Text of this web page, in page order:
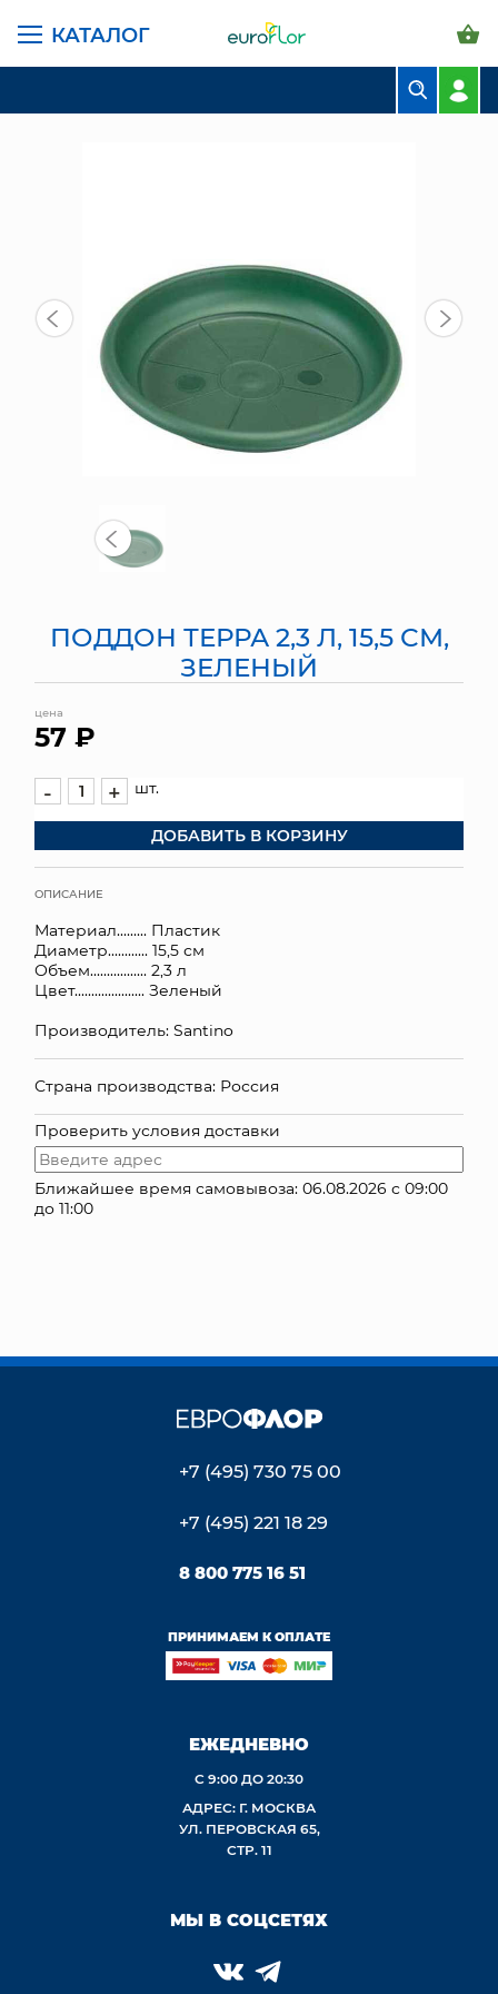
КАТАЛОГ
КОМНАТНЫЕ РАСТЕНИЯ
ГРУНТЫ И УДОБРЕНИЯ
ПРЕДМЕТЫ ИНТЕРЬЕРА
ЯЩИКИ
СУНДУКИ
ПОДАРОЧНЫЕ КАРТЫ
ОПТОВЫМ КЛИЕНТАМ
ДОСТАВКА И ОПЛАТА
КОНТАКТЫ
ГЛАВНАЯ СТРАНИЦА КАТАЛОГ
ГОРШКИ И КАШПО
ПОДДОН ТЕРРА 2,3 Л, 15,5 СМ,
ЗЕЛЕНЫЙ
цена
57 ₽
- + шт.
ДОБАВИТЬ В КОРЗИНУ
ОПИСАНИЕ
Материал......... Пластик
Диаметр............ 15,5 см
Объем................. 2,3 л
Цвет..................... Зеленый
Производитель: Santino
Страна производства: Россия
Проверить условия доставки
Ближайшее время самовывоза: 06.08.2026 с 09:00
до 11:00
+7 (495) 730 75 00
+7 (495) 221 18 29
8 800 775 16 51
ПРИНИМАЕМ К ОПЛАТЕ
ЕЖЕДНЕВНО
С 9:00 ДО 20:30
АДРЕС: Г. МОСКВА
УЛ. ПЕРОВСКАЯ 65,
СТР. 11
МЫ В СОЦСЕТЯХ